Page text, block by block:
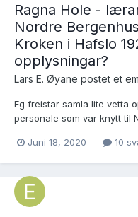
Ragna Hole -
Nordre
Kroken i Hafslo
opplysningar?
Lars E. Øyane postet et
Eg freistar samla lite vetta
personale som var knytt til
husmorskulen i Kroken, og
Juni 18, 2020 10